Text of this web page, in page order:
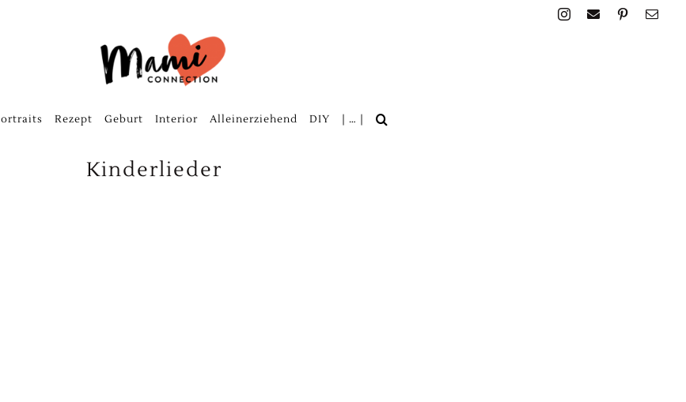
Rezept Geburt Interior Alleinerziehend DIY | … |
Kinderlieder